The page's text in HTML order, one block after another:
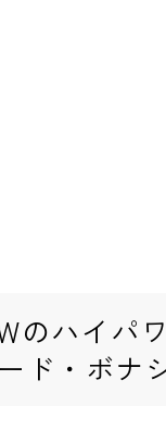
のハイパ
ド・ボナ